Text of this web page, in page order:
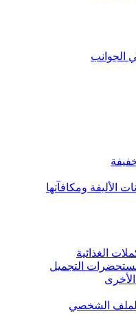
الجوانب
الأليفة ومكافآتها
الغذائية
التجميل
الشخصي